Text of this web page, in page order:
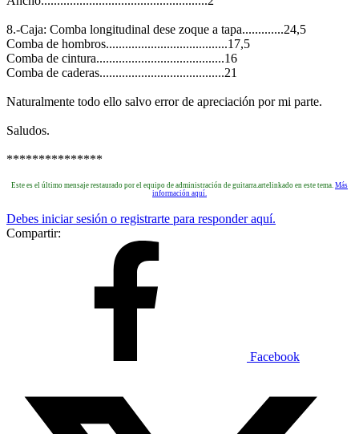
8.-Caja: Comba longitudinal dese zoque a tapa.............24,5
Comba de hombros......................................17,5
Comba de cintura........................................16
Comba de caderas.......................................21
Naturalmente todo ello salvo error de apreciación por mi parte.
Saludos.
***************
Este es el último mensaje restaurado por el equipo de administración de guitarra.artelinkado en este tema. Más
información aquí.
Debes iniciar sesión o registrarte para responder aquí.
Compartir:
Facebook